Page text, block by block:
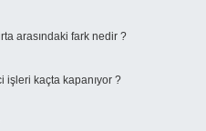
arasındaki fark nedir ?
işleri kaçta kapanıyor ?